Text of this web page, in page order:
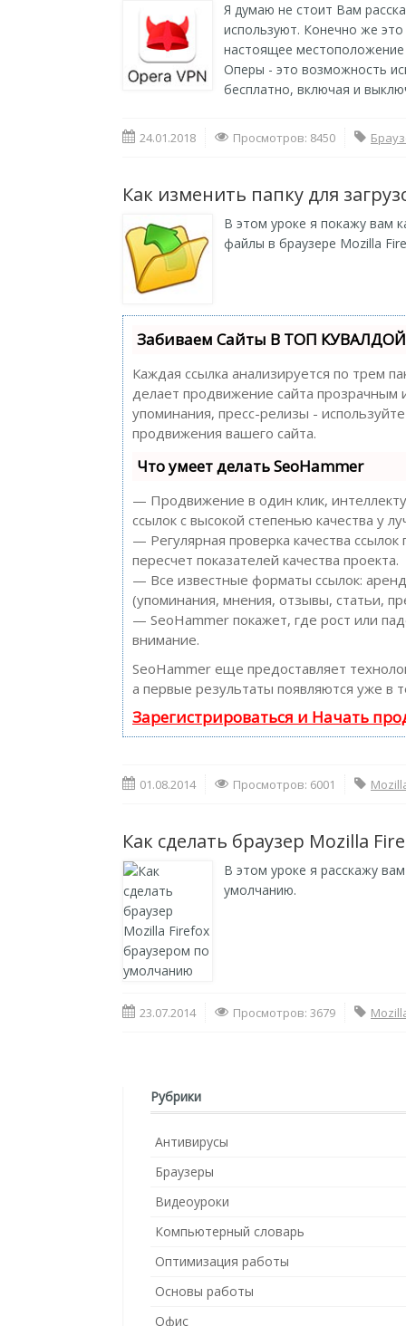
Я думаю не стоит Вам
используют. Конечно же
настоящее
Оперы - это возможность
бесплатно, включая и
24.01.2018 Просмотров: 8450
Как изменить папку для
В этом уроке я покажу вам
файлы в браузере Mozilla
Забиваем Сайты В ТОП КУВАЛДОЙ
Каждая ссылка анализируется по трем
делает продвижение сайта прозрачным
упоминания, пресс-релизы -
продвижения вашего сайта.
Что умеет делать SeoHammer
— Продвижение в один клик,
ссылок с высокой степенью качества у
— Регулярная проверка качества
пересчет показателей качества проекта.
— Все известные форматы ссылок:
(упоминания, мнения, отзывы, статьи,
— SeoHammer покажет, где рост или
внимание.
SeoHammer еще предоставляет
а первые результаты появляются уже в
Зарегистрироваться и Начать
01.08.2014 Просмотров: 6001
Как сделать браузер Mozilla
В этом уроке я расскажу
умолчанию.
23.07.2014 Просмотров: 3679
Рубрики
Антивирусы
Браузеры
Видеоуроки
Компьютерный словарь
Оптимизация работы
Основы работы
Офис